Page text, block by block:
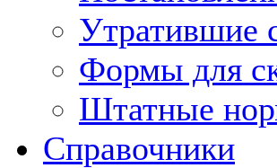
Утратившие
Формы для
Штатные
Справочники